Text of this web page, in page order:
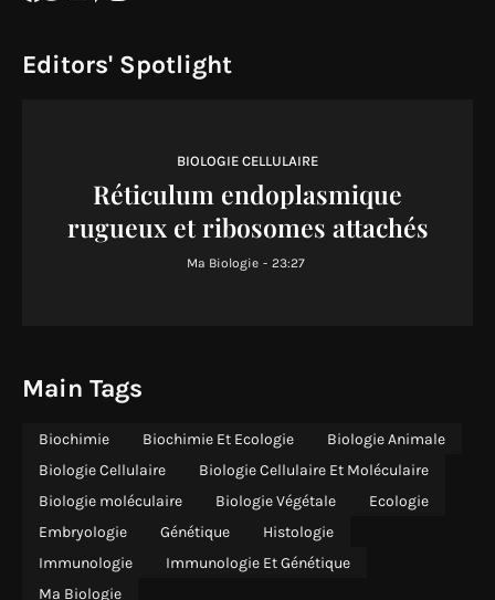
Editors' Spotlight
BIOLOGIE CELLULAIRE
Réticulum endoplasmique
rugueux et ribosomes attachés
Ma Biologie - 23:27
Main Tags
Biochimie Biochimie Et Ecologie
Biologie Animale
Biologie Cellulaire
Biologie Cellulaire Et Moléculaire
Biologie moléculaire
Biologie Végétale
Ecologie
Embryologie
Génétique
Histologie
Immunologie
Immunologie Et Génétique
Ma Biologie